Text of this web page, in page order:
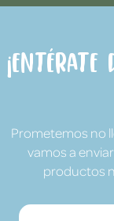
Prometemos no
vamos a
productos